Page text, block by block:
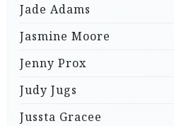
Jade Adams
Jasmine Moore
Jenny Prox
Judy Jugs
Jussta Gracee